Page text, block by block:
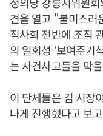
견을 열고 "불미스러
직사회 전반에 조직
의 일회성 ‘보여주기
는 사건사고들을 막
이 단체들은 김 시장
나게 진행했다고 보